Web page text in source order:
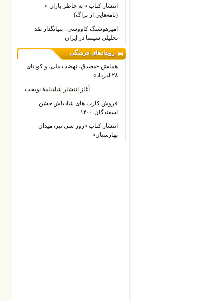
انتشار کتاب « به خاطر باران »
(نامه‌هایی از پراگ)
امیرهوشنگ کاووسی : بنیانگذار نقد
تحلیلی سینما در ایران
رویدادهای فرهنگی
همایش «مصدق، نهضت ملی، و کودتای
۲۸ امرداد»
آغاز انتشار شاهنامۀ نوبخت
فروش کارت های شادباش جشن
اسفندگان-۱۴۰۰
انتشار کتاب «روز سی تیر، میدان
بهارستان»